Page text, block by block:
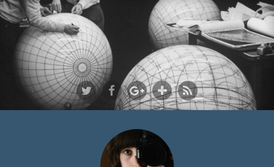
Ich bin Fyn,
23, und